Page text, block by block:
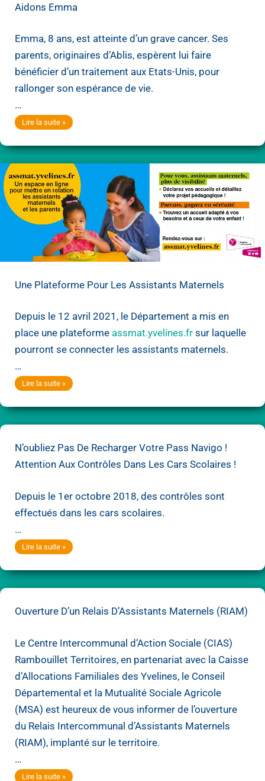
Aidons Emma
Emma, 8 ans, est atteinte d’un grave cancer. Ses
parents, originaires d’Ablis, espèrent lui faire
bénéficier d’un traitement aux Etats-Unis, pour
rallonger son espérance de vie.
…
Aidons
Lire la suite »
Une Plateforme Pour Les Assistants Maternels
Depuis le 12 avril 2021, le Département a mis en
place une plateforme assmat.yvelines.fr sur laquelle
pourront se connecter les assistants maternels.
…
Une
pour
assistants
maternels
Lire la suite »
N’oubliez Pas De Recharger Votre Pass Navigo !
Attention Aux Contrôles Dans Les Cars Scolaires !
Depuis le 1er octobre 2018, des contrôles sont
effectués dans les cars scolaires.
…
N’oubliez
de
votre
Navigo
!
Attention
aux
contrôles
dans
les
scolaires
Lire la suite »
Ouverture D’un Relais D’Assistants Maternels (RIAM)
Le Centre Intercommunal d’Action Sociale (CIAS)
Rambouillet Territoires, en partenariat avec la Caisse
d’Allocations Familiales des Yvelines, le Conseil
Départemental et la Mutualité Sociale Agricole
(MSA) est heureux de vous informer de l’ouverture
du Relais Intercommunal d’Assistants Maternels
(RIAM), implanté sur le territoire.
…
Ouverture
Lire la suite »